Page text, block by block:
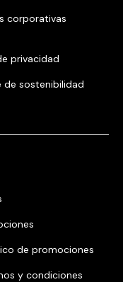
corporativas
privacidad
de sostenibilidad
de promociones
y condiciones